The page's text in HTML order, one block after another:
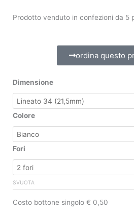
prezzo:
a
5,00 €
Prodotto venduto in confezioni da 5
ordina questo
Dimensione
Colore
Fori
SVUOTA
Costo bottone singolo € 0,50